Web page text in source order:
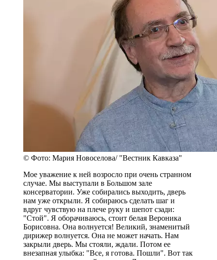
© Фото: Мария Новоселова/ "Вестник Кавказа"
Мое уважение к ней возросло при очень странном
случае. Мы выступали в Большом зале
консерватории. Уже собирались выходить, дверь
нам уже открыли. Я собираюсь сделать шаг и
вдруг чувствую на плече руку и шепот сзади:
"Стой". Я оборачиваюсь, стоит белая Вероника
Борисовна. Она волнуется! Великий, знаменитый
дирижер волнуется. Она не может начать. Нам
закрыли дверь. Мы стояли, ждали. Потом ее
внезапная улыбка: "Все, я готова. Пошли". Вот так